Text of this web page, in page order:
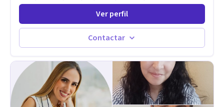
Trastornos de Ansiedad y a lo largo de mi experiencia
profesional he acompañado a muchas Familias y Parejas con
distintas problemáticas como el manejo del estrés,
Autoestima, Gestión de la Ira, Depresión, Retos en la Crianza,
Codependencia, Celos, entre otros. Cuento con más de 12
trabajado en distintos contextos clínicos con niños,
Adolescentes y Adultos
Ver perfil
Contactar